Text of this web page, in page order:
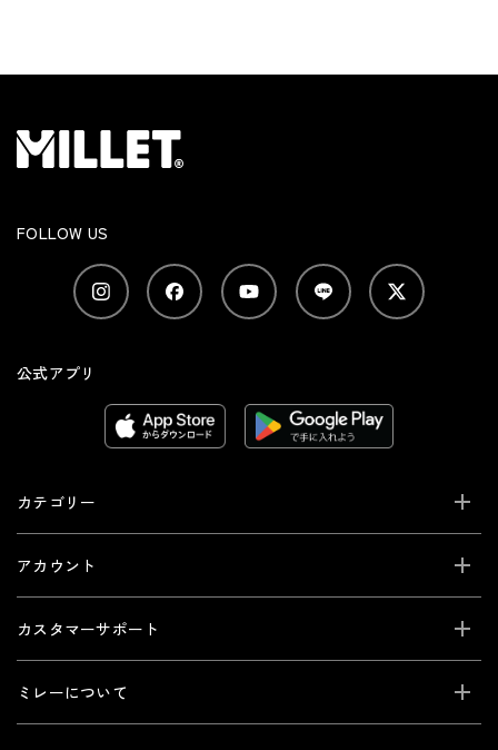
FOLLOW US
公式アプリ
カテゴリー
アカウント
カスタマーサポート
ミレーについて